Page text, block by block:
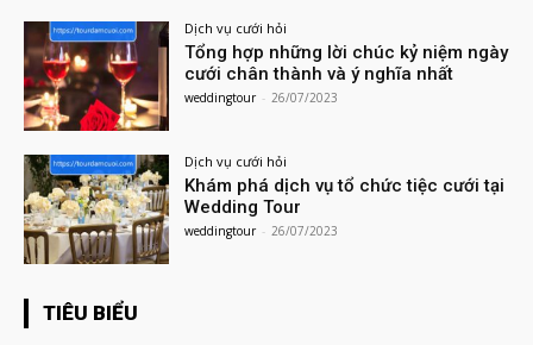
Dịch vụ cưới hỏi
Tổng hợp những lời chúc kỷ niệm ngày
cưới chân thành và ý nghĩa nhất
weddingtour - 26/07/2023
Dịch vụ cưới hỏi
Khám phá dịch vụ tổ chức tiệc cưới tại
Wedding Tour
weddingtour - 26/07/2023
TIÊU BIỂU